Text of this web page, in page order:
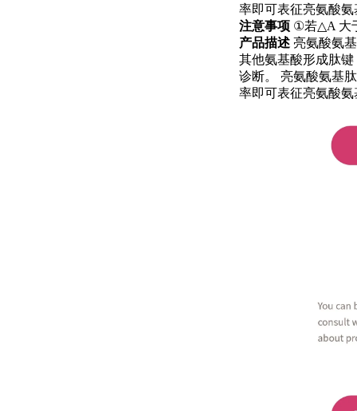
率即可表征亮氨酸
注意事项 ①若△A 大
产品描述 亮氨酸氨
其他氨基酸形成肽
诊断。 亮氨酸氨基
率即可表征亮氨酸